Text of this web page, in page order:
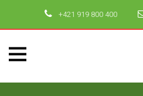
+421 919 800 400